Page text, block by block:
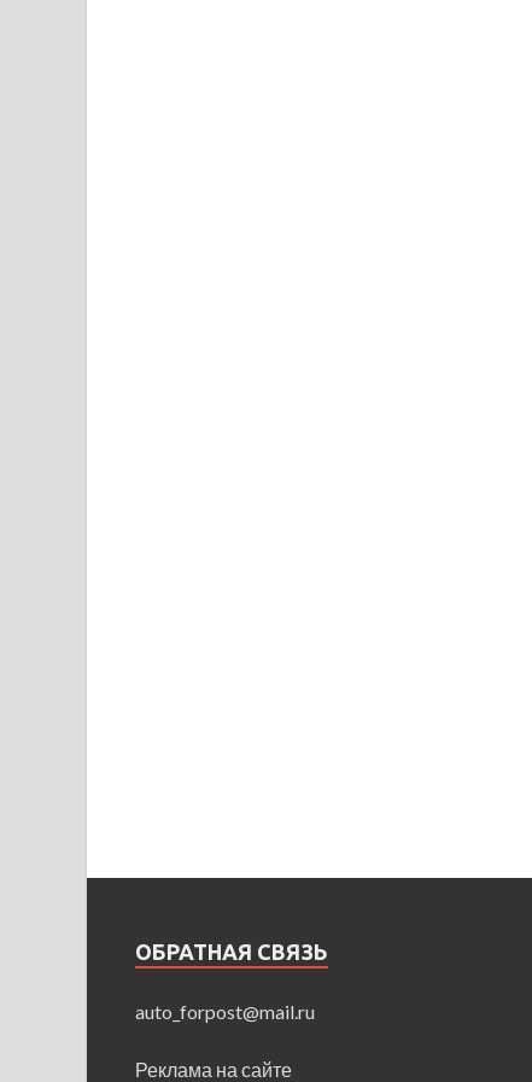
ОБРАТНАЯ СВЯЗЬ
auto_forpost@mail.ru
Реклама на сайте